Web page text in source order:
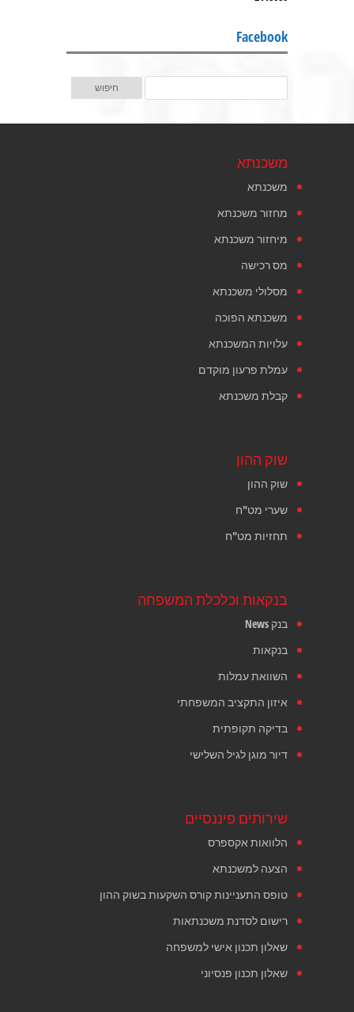
Facebook
משכנתא
משכנתא
מחזור משכנתא
מיחזור משכנתא
מס רכישה
מסלולי משכנתא
משכנתא הפוכה
עלויות המשכנתא
עמלת פרעון מוקדם
קבלת משכנתא
שוק ההון
שוק ההון
שערי מט"ח
תחזיות מט"ח
בנקאות וכלכלת המשפחה
בנק News
בנקאות
השוואת עמלות
איזון התקציב המשפחתי
בדיקה תקופתית
דיור מוגן לגיל השלישי
שירותים פיננסיים
הלוואות אקספרס
הצעה למשכנתא
טופס התעניינות קורס השקעות בשוק ההון
רישום לסדנת משכנתאות
שאלון תכנון אישי למשפחה
שאלון תכנון פנסיוני